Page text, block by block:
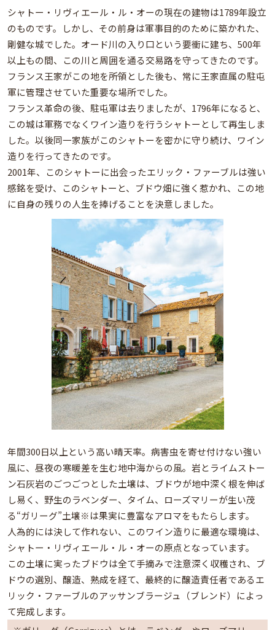
シャトー・リヴィエール・ル・オーの現在の建物は1789年設立
のものです。しかし、その前身は軍事目的のために築かれた、
剛健な城でした。オード川の入り口という要衝に建ち、500年
以上もの間、この川と周囲を通る交易路を守ってきたのです。
フランス王家がこの地を所領とした後も、常に王家直属の駐屯
軍に管理させていた重要な場所でした。
フランス革命の後、駐屯軍は去りましたが、1796年になると、
この城は軍務でなくワイン造りを行うシャトーとして再生しま
した。以後同一家族がこのシャトーを密かに守り続け、ワイン
造りを行ってきたのです。
2001年、このシャトーに出会ったエリック・ファーブルは強い
感銘を受け、このシャトーと、ブドウ畑に強く惹かれ、この地
に自身の残りの人生を捧げることを決意しました。
年間300日以上という高い晴天率。病害虫を寄せ付けない強い
風に、昼夜の寒暖差を生む地中海からの風。岩とライムストー
ン石灰岩のごつごつとした土壌は、ブドウが地中深く根を伸ば
し易く、野生のラベンダー、タイム、ローズマリーが生い茂
る“ガリーグ”土壌※は果実に豊富なアロマをもたらします。
人為的には決して作れない、このワイン造りに最適な環境は、
シャトー・リヴィエール・ル・オーの原点となっています。
この土壌に実ったブドウは全て手摘みで注意深く収穫され、ブ
ドウの選別、醸造、熟成を経て、最終的に醸造責任者であるエ
リック・ファーブルのアッサンブラージュ（ブレンド）によっ
て完成します。